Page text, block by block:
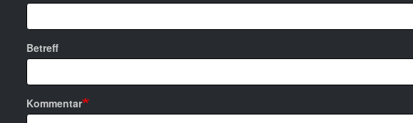
Betreff
Kommentar